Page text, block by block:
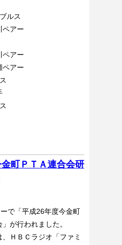
ルス
アー
ルス
アー
アー
ス
グルス
町ＰＴＡ連合会研
で「平成26年度今金町
が行われました。
ＨＢＣラジオ「ファミ